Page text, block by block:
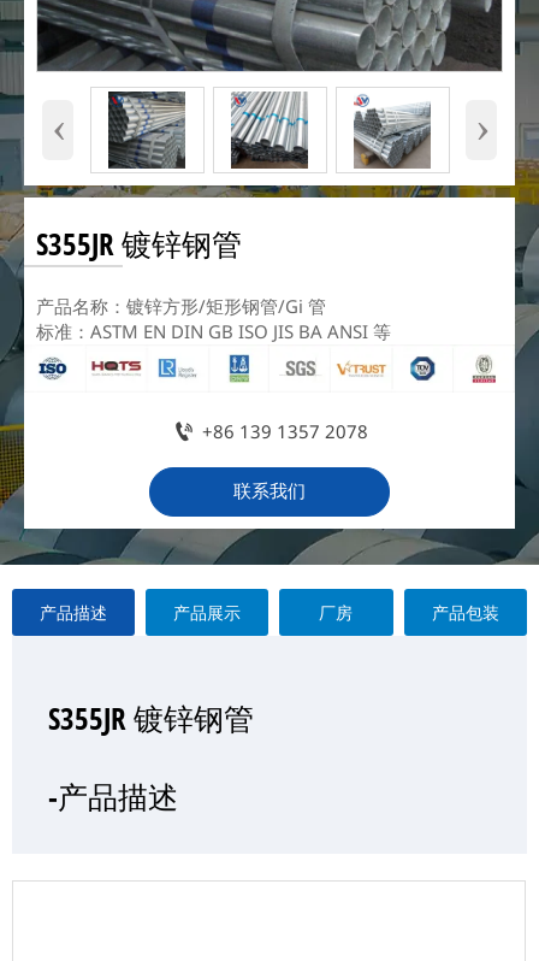
‹ ›
S355JR 镀锌钢管
产品名称：镀锌方形/矩形钢管/Gi 管
标准：ASTM EN DIN GB ISO JIS BA ANSI 等
 +86 139 1357 2078
联系我们
产品描述 产品展示 厂房 产品包装
S355JR 镀锌钢管
-产品描述
S355JR 镀锌钢管
—产品展示
S355JR 镀锌钢管
-厂房
S355JR 镀锌钢管
-产品包装